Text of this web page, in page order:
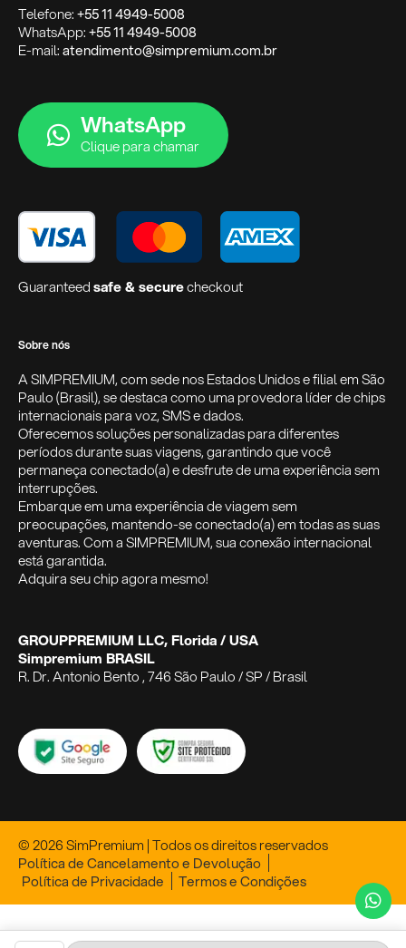
Telefone:+55 11 4949-5008
WhatsApp:+55 11 4949-5008
E-mail:atendimento@simpremium.com.br
WhatsApp
Clique para chamar
Guaranteedsafe & securecheckout
Sobre nós
A SIMPREMIUM, com sede nos Estados Unidos e filial em São
Paulo (Brasil), se destaca como uma provedora líder de chips
internacionais para voz, SMS e dados.
Oferecemos soluções personalizadas para diferentes
períodos durante suas viagens, garantindo que você
permaneça conectado(a) e desfrute de uma experiência sem
interrupções.
Embarque em uma experiência de viagem sem
preocupações, mantendo-se conectado(a) em todas as suas
aventuras. Com a SIMPREMIUM, sua conexão internacional
está garantida.
Adquira seu chip agora mesmo!
GROUPPREMIUM LLC, Florida / USA
Simpremium BRASIL
R. Dr. Antonio Bento , 746 São Paulo / SP / Brasil
© 2026 SimPremium | Todos os direitos reservados
Política de Cancelamento e Devolução
Política de Privacidade
Termos e Condições